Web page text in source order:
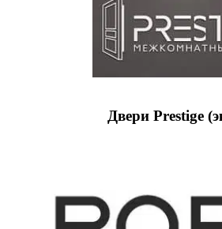
Двери Prestige